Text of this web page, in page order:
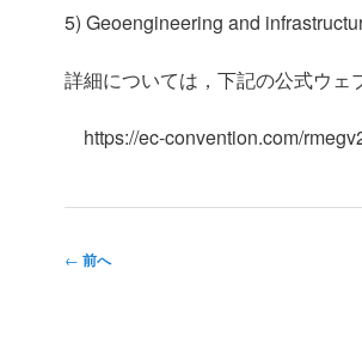
5) Geoengineering and
詳細については，下記の公式ウェ
https://ec-convention.com/
投
← 前へ